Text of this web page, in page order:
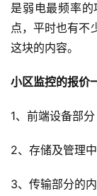
是弱电最频率
点，平时也有不
这块的内容。
小区监控的报价
1、前端设备部分
2、存储及管理
3、传输部分的